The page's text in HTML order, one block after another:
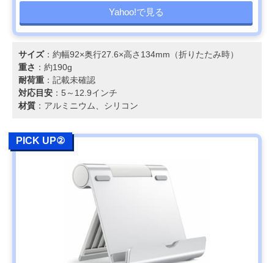
Yahoo!で見る
サイズ：約幅92×奥行27.6×高さ134mm（折りたたみ時）
重さ ：約190g
耐荷重 ：記載未確認
対応目安 ：5～12.9インチ
材質 ：アルミニウム、シリコン
PICK UP②